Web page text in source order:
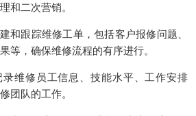
和二次营销。
和跟踪维修工单，包括客户报修问题、
等，确保维修流程的有序进行。
维修员工信息、技能水平、工作安排
团队的工作。